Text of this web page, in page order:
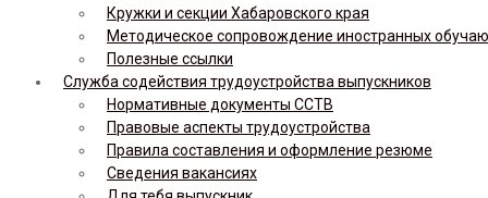
Кружки и секции Хабаровского края
Методическое сопровождение иностранных
Полезные ссылки
Служба содействия трудоустройства выпускников
Нормативные документы ССТВ
Правовые аспекты трудоустройства
Правила составления и оформление резюме
Сведения вакансиях